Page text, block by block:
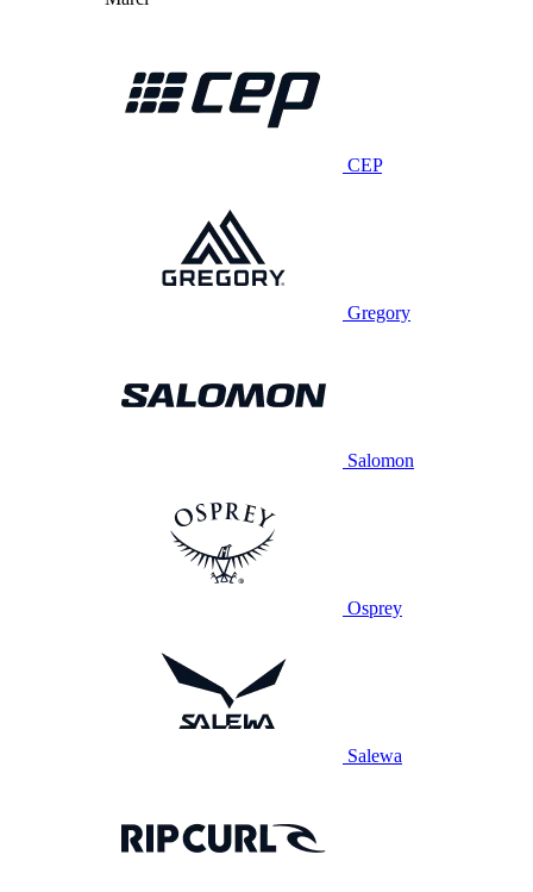
CEP
Gregory
Salomon
Osprey
Salewa